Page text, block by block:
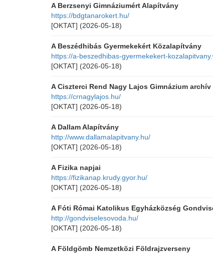
A Berzsenyi Gimnáziumért Alapítvány
https://bdgtanarokert.hu/
[OKTAT] (2026-05-18)
A Beszédhibás Gyermekekért Közalapítvány
https://a-beszedhibas-gyermekekert-
[OKTAT] (2026-05-18)
A Ciszterci Rend Nagy Lajos Gimnázium
https://crnagylajos.hu/
[OKTAT] (2026-05-18)
A Dallam Alapítvány
http://www.dallamalapitvany.hu/
[OKTAT] (2026-05-18)
A Fizika napjai
https://fizikanap.krudy.gyor.hu/
[OKTAT] (2026-05-18)
A Fóti Római Katolikus Egyházközség
http://gondviselesovoda.hu/
[OKTAT] (2026-05-18)
A Földgömb Nemzetközi Földrajzverseny